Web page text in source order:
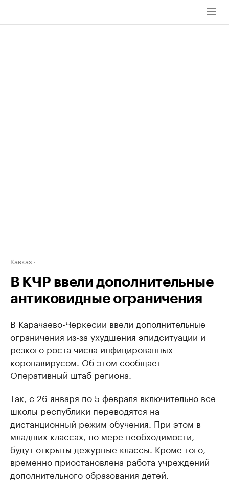
Кавказ
В КЧР ввели дополнительные
антиковидные ограничения
В Карачаево-Черкесии ввели дополнительные
ограничения из-за ухудшения эпидситуации и
резкого роста числа инфицированных
коронавирусом. Об этом сообщает
Оперативный штаб региона.
Так, с 26 января по 5 февраля включительно все
школы республики переводятся на
дистанционный режим обучения. При этом в
младших классах, по мере необходимости,
будут открыты дежурные классы. Кроме того,
временно приостановлена работа учреждений
дополнительного образования детей.